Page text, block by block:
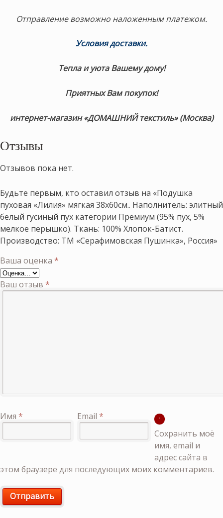
Отправление возможно наложенным платежом.
Условия доставки.
Тепла и уюта Вашему дому!
Приятных Вам покупок!
интернет-магазин «ДОМАШНИЙ текстиль» (Москва)
Отзывы
Отзывов пока нет.
Будьте первым, кто оставил отзыв на «Подушка
пуховая «Лилия» мягкая 38х60см.. Наполнитель: элитный
белый гусиный пух категории Премиум (95% пух, 5%
мелкое перышко). Ткань: 100% Хлопок-Батист.
Производство: ТМ «Серафимовская Пушинка», Россия»
Ваша оценка *
Ваш отзыв *
Имя * Email *
Сохранить моё
имя, email и
адрес сайта в
этом браузере для последующих моих комментариев.